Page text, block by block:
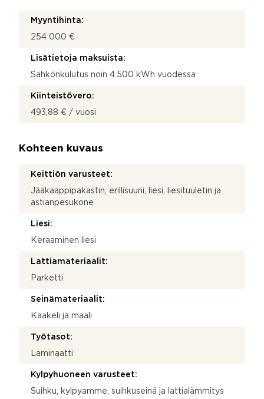
Myyntihinta:
254 000 €
Lisätietoja maksuista:
Sähkönkulutus noin 4.500 kWh vuodessa
Kiinteistövero:
493,88 € / vuosi
Kohteen kuvaus
Keittiön varusteet:
Jääkaappipakastin, erillisuuni, liesi, liesituuletin ja
astianpesukone
Liesi:
Keraaminen liesi
Lattiamateriaalit:
Parketti
Seinämateriaalit:
Kaakeli ja maali
Työtasot:
Laminaatti
Kylpyhuoneen varusteet:
Suihku, kylpyamme, suihkuseinä ja lattialämmitys